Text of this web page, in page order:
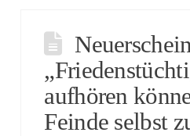
aufhören
Feinde selbst